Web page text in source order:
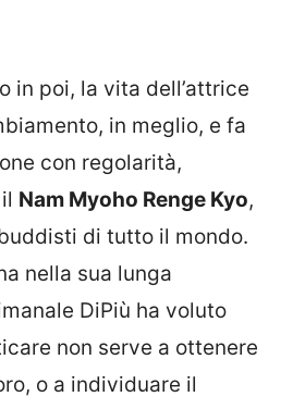
in poi, la vita dell’attrice
in meglio, e fa
con regolarità,
Nam Myoho Renge Kyo,
di tutto il mondo.
nella sua lunga
DiPiù ha voluto
non serve a ottenere
o a individuare il